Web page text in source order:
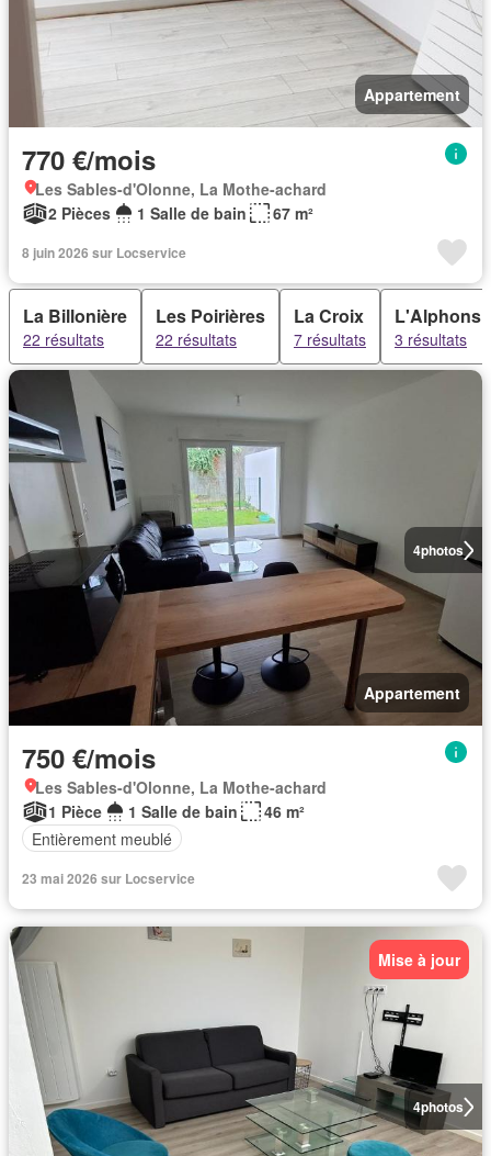
Appartement
770 €/mois
Les Sables-d'Olonne, La Mothe-achard
2 Pièces
1 Salle de bain 67 m²
8 juin 2026 sur Locservice
La Billonière
22 résultats
Les Poirières
22 résultats
La Croix
7 résultats 3 résultats
4photos
Appartement
750 €/mois
Les Sables-d'Olonne, La Mothe-achard
1 Pièce
1 Salle de bain
46 m²
Entièrement meublé
23 mai 2026 sur Locservice
4photos
Mise à jour